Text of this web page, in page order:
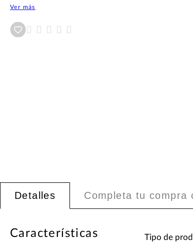
Ver más
Detalles Completa tu compra
Características Tipo de